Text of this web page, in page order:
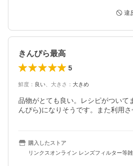
違
きんぴら最高
5
鮮度 ： 良い 大きさ ： 大きめ
品物がとても良い。レシピがついて
んぴら)になりそうです。また利用さ
購入したストア
リンクスオンライン レンズフィルター等